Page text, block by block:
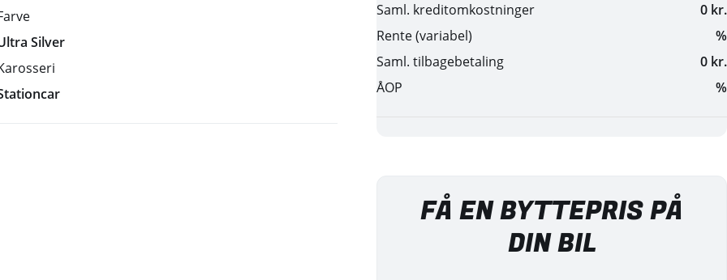
Silver
FÅ EN BYTTEPRIS PÅ
DIN BIL